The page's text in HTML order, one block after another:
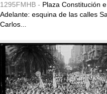
1295FMHB - Plaza Constitución
Adelante: esquina de las calles
Carlos...